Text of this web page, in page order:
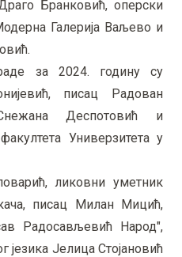
Бранковић, оперски
Галерија Ваљево и
за 2024. годину су
писац Радован
Деспотовић и
Универзитета у
ликовни уметник
писац Милан Мицић,
Радосављевић Народ",
језика Јелица Стојановић